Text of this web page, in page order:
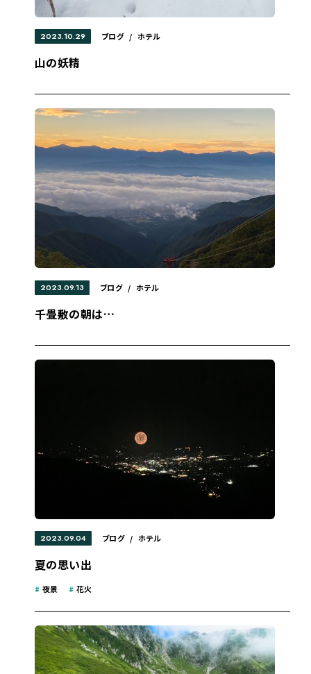
2023.10.29 ブログ / ホテル
山の妖精
2023.09.13 ブログ / ホテル
千畳敷の朝は…
2023.09.04 ブログ / ホテル
夏の思い出
# 夜景 # 花火